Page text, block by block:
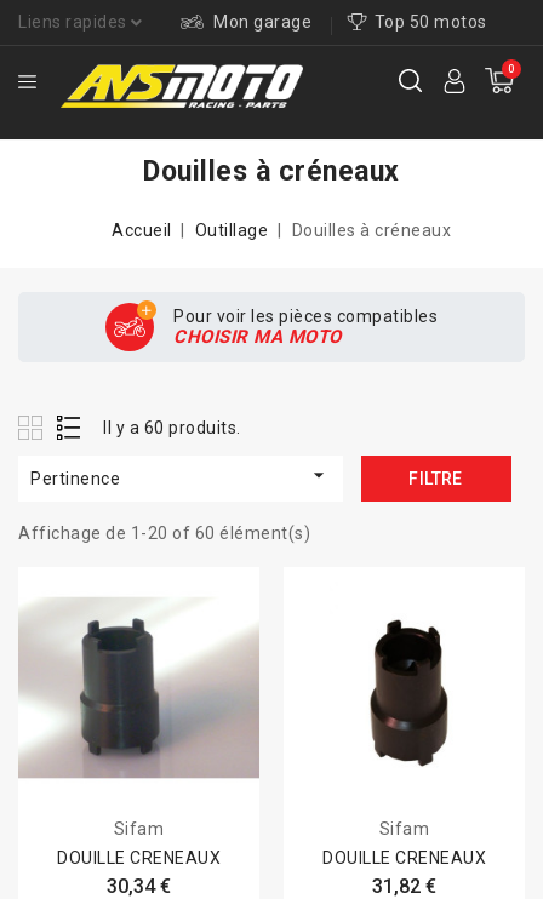
Liens rapides Mon garage Top 50 motos
0
Douilles à créneaux
Accueil Outillage Douilles à créneaux
Pour voir les pièces compatibles
CHOISIR MA MOTO
Il y a 60 produits.
Pertinence  FILTRE
Affichage de 1-20 of 60 élément(s)
Sifam
DOUILLE CRENEAUX
30,34 €
Sifam
DOUILLE CRENEAUX
31,82 €